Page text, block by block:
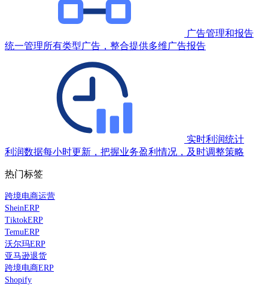
广告管理和报告
统一管理所有类型广告，整合提供多维广告报告
实时利润统计
利润数据每小时更新，把握业务盈利情况，及时调整策略
热门标签
跨境电商运营
SheinERP
TiktokERP
TemuERP
沃尔玛ERP
亚马逊退货
跨境电商ERP
Shopify